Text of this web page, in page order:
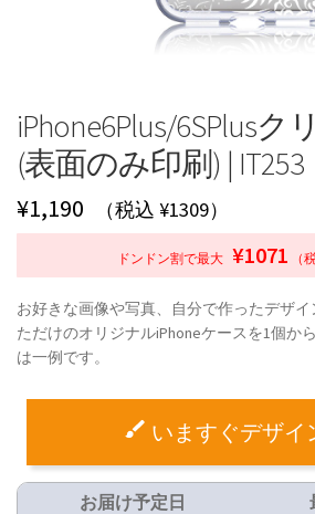
iPhone6Plus/6SPlusク
(表面のみ印刷) | IT253
¥1,190 （税込 ¥1309）
ドンドン割で最大 ¥1071 （
お好きな画像や写真、自分で作ったデザ
ただけのオリジナルiPhoneケースを1個か
は一例です。
いますぐデザイ
お届け予定日